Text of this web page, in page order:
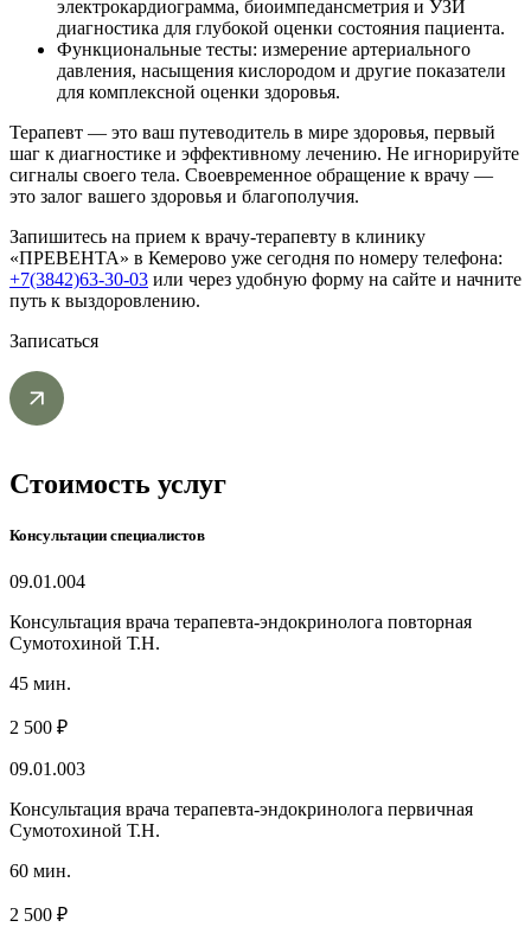
электрокардиограмма, биоимпедансметрия и УЗИ
диагностика для глубокой оценки состояния пациента.
Функциональные тесты: измерение артериального
давления, насыщения кислородом и другие показатели
для комплексной оценки здоровья.
Терапевт — это ваш путеводитель в мире здоровья, первый
шаг к диагностике и эффективному лечению. Не игнорируйте
сигналы своего тела. Своевременное обращение к врачу —
это залог вашего здоровья и благополучия.
Запишитесь на прием к врачу-терапевту в клинику
«ПРЕВЕНТА» в Кемерово уже сегодня по номеру телефона:
+7(3842)63-30-03 или через удобную форму на сайте и начните
путь к выздоровлению.
Записаться
Стоимость услуг
Консультации специалистов
09.01.004
Консультация врача терапевта-эндокринолога повторная
Сумотохиной Т.Н.
45 мин.
2 500 ₽
09.01.003
Консультация врача терапевта-эндокринолога первичная
Сумотохиной Т.Н.
60 мин.
2 500 ₽